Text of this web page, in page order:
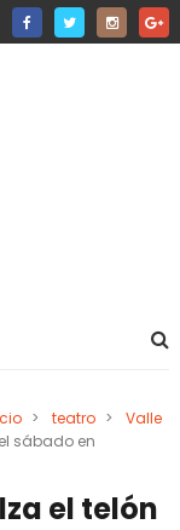
> teatro >
Valle
sábado en
el telón